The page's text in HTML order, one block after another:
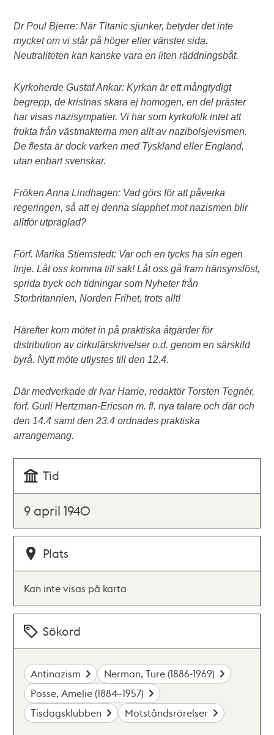
Dr Poul Bjerre: När Titanic sjunker, betyder det inte
mycket om vi står på höger eller vänster sida.
Neutraliteten kan kanske vara en liten räddningsbåt.
Kyrkoherde Gustaf Ankar: Kyrkan är ett mångtydigt
begrepp, de kristnas skara ej homogen, en del präster
har visas nazisympatier. Vi har som kyrkofolk intet att
frukta från västmakterna men allt av nazibolsjevismen.
De flesta är dock varken med Tyskland eller England,
utan enbart svenskar.
Fröken Anna Lindhagen: Vad görs för att påverka
regeringen, så att ej denna slapphet mot nazismen blir
alltför utpräglad?
Förf. Marika Stiernstedt: Var och en tycks ha sin egen
linje. Låt oss komma till sak! Låt oss gå fram hänsynslöst,
sprida tryck och tidningar som Nyheter från
Storbritannien, Norden Frihet, trots allt!
Härefter kom mötet in på praktiska åtgärder för
distribution av cirkulärskrivelser o.d. genom en särskild
byrå. Nytt möte utlystes till den 12.4.
Där medverkade dr Ivar Harrie, redaktör Torsten Tegnér,
förf. Gurli Hertzman-Ericson m. fl. nya talare och där och
den 14.4 samt den 23.4 ordnades praktiska
arrangemang.
Tid
9 april 1940
Plats
Kan inte visas på karta
Sökord
Antinazism
Nerman, Ture (1886-1969)
Posse, Amelie (1884–1957)
Tisdagsklubben
Motståndsrörelser